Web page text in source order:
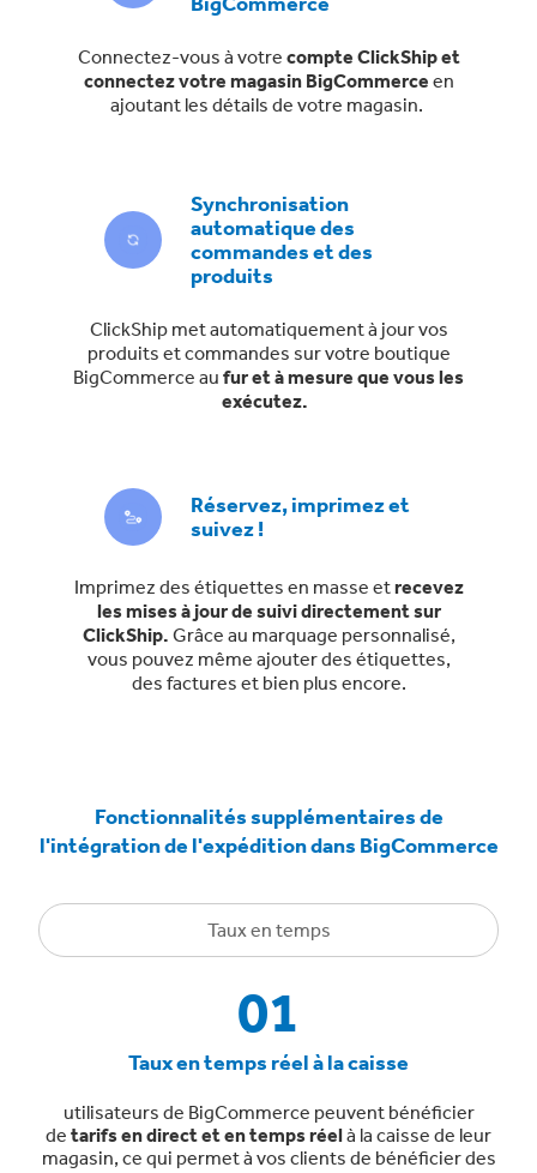
Connectez-vous à votre compte ClickShip et
connectez votre magasin BigCommerce en
ajoutant les détails de votre magasin.
Synchronisation
automatique des
commandes et des
produits
ClickShip met automatiquement à jour vos
produits et commandes sur votre boutique
BigCommerce au fur et à mesure que vous les
exécutez.
Réservez, imprimez et
suivez !
Imprimez des étiquettes en masse etrecevez
les mises à jour de suivi directement sur
ClickShip. Grâce au marquage personnalisé,
vous pouvez même ajouter des étiquettes,
des factures et bien plus encore.
Fonctionnalités supplémentaires de
l'intégration de l'expédition dans BigCommerce
Taux en temps
01
Taux en temps réel à la caisse
utilisateurs de BigCommerce peuvent bénéficier
de tarifs en direct et en temps réelà la caisse de leur
magasin, ce qui permet à vos clients de bénéficier des